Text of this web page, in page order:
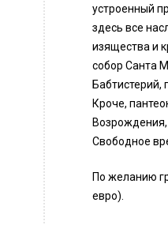
устроенный
здесь все
изящества и
собор Санта
Кроче,
Свободное
По желанию
евро).